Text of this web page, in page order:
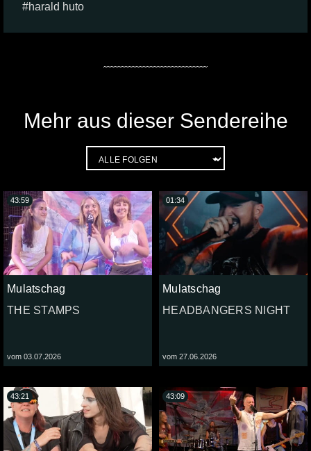
harald huto
Mehr aus dieser Sendereihe
Mulatschag
THE STAMPS
vom 03.07.2026
43:59
Mulatschag
HEADBANGERS NIGHT
vom 27.06.2026
01:34
43:21 43:09